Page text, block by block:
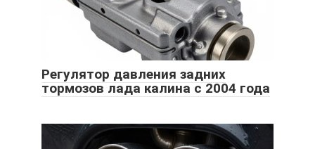
Регулятор давления задних
тормозов лада калина с 2004 года